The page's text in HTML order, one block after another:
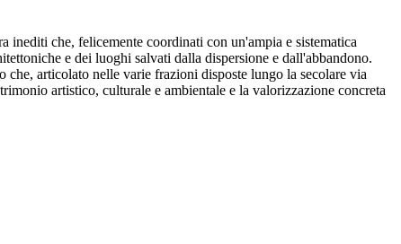
che, felicemente coordinati con un'ampia e sistematica
e dei luoghi salvati dalla dispersione e dall'abbandono.
articolato nelle varie frazioni disposte lungo la secolare via
artistico, culturale e ambientale e la valorizzazione concreta